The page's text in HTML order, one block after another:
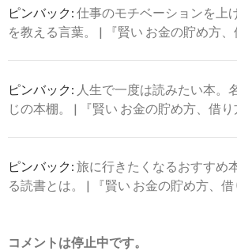
ピンバック: 仕事のモチベーションを上
を教える言葉。 | 『賢い お金の貯め方、
ピンバック: 人生で一度は読みたい本。
じの本棚。 | 『賢い お金の貯め方、借り
ピンバック: 旅に行きたくなるおすすめ
る読書とは。 | 『賢い お金の貯め方、借
コメントは停止中です。